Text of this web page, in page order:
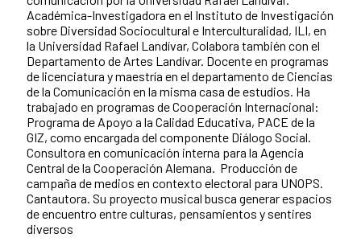
Académica-Investigadora en el Instituto de Investigación
sobre Diversidad Sociocultural e Interculturalidad, ILI, en
la Universidad Rafael Landívar, Colabora también con el
Departamento de Artes Landívar. Docente en programas
de licenciatura y maestría en el departamento de Ciencias
de la Comunicación en la misma casa de estudios. Ha
trabajado en programas de Cooperación Internacional:
Programa de Apoyo a la Calidad Educativa, PACE de la
GIZ, como encargada del componente Diálogo Social.
Consultora en comunicación interna para la Agencia
Central de la Cooperación Alemana. Producción de
campaña de medios en contexto electoral para UNOPS.
Cantautora. Su proyecto musical busca generar espacios
de encuentro entre culturas, pensamientos y sentires
diversos